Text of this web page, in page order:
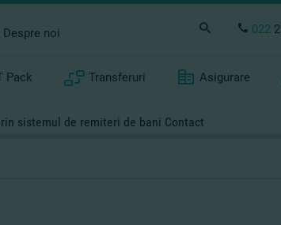
Despre noi 022
Pack Transferuri Asigurare
sistemul de remiteri de bani Contact